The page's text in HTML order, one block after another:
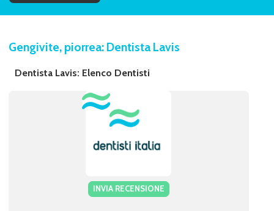
Gengivite, piorrea: Dentista Lavis
Dentista Lavis: Elenco Dentisti
INVIA RECENSIONE